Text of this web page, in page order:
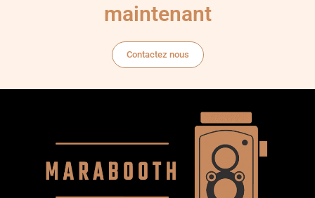
maintenant
Contactez nous